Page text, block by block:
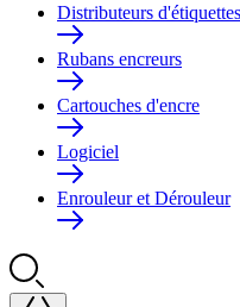
Distributeurs d'étiquettes
Rubans encreurs
Cartouches d'encre
Logiciel
Enrouleur et Dérouleur